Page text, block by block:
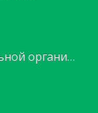
Методическая работа в образовательной организации